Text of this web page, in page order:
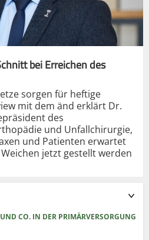
bei Erreichen des
sorgen für heftige
mit dem änd erklärt Dr.
des
und Unfallchirurgie,
und Patienten erwartet
jetzt gestellt werden
CO. IN DER PRIMÄRVERSORGUNG